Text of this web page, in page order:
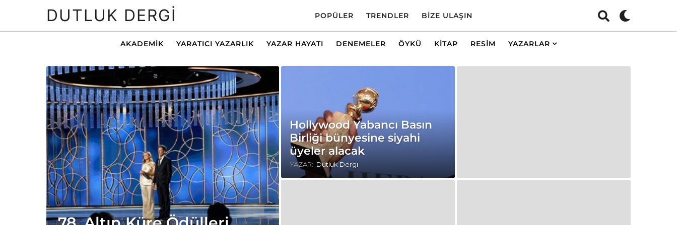
DUTLUK DERGI POPÜLER TRENDLER BIZE ULAŞIN
AKADEMIK YARATICI YAZARLIK YAZAR HAYATI DENEMELER ÖYKÜ KITAP RESIM YAZARLAR
Hollywood Yabancı Basın
Birliği bünyesine siyahi
üyeler alacak
YAZAR: Dutluk Dergi